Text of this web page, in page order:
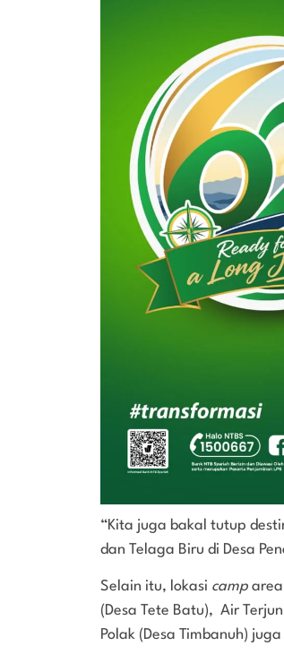
“Kita juga bakal tutup
dan Telaga Biru di Desa
Selain itu, lokasi camp area
(Desa Tete Batu), Air
Polak (Desa Timbanuh)